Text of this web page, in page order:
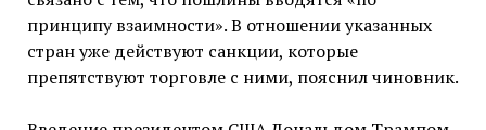
принципу взаимности». В отношении указанных
стран уже действуют санкции, которые
препятствуют торговле с ними, пояснил чиновник.